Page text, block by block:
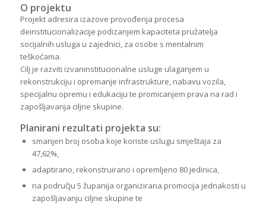
O projektu
Projekt adresira izazove provođenja procesa
deinstitucionalizacije podizanjem kapaciteta pružatelja
socijalnih usluga u zajednici, za osobe s mentalnim
teškoćama.
Cilj je razviti izvaninstitucionalne usluge ulaganjem u
rekonstrukciju i opremanje infrastrukture, nabavu vozila,
specijalnu opremu i edukaciju te promicanjem prava na rad i
zapošljavanja ciljne skupine.
Planirani rezultati projekta su:
smanjen broj osoba koje koriste uslugu smještaja za
47,62%,
adaptirano, rekonstruirano i opremljeno 80 jedinica,
na području 5 županija organizirana promocija jednakosti u
zapošljavanju ciljne skupine te